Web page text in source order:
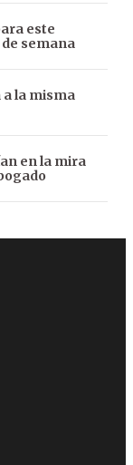
este
semana
a la misma
en la mira